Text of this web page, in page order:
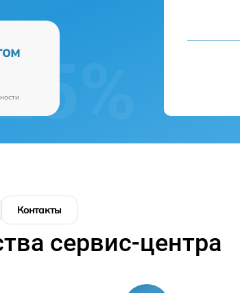
Контакты
сервис-центра